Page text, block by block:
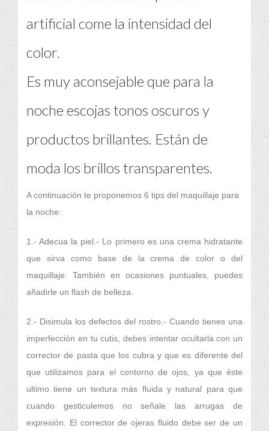
artificial come la intensidad del
color.
Es muy aconsejable que para la
noche escojas tonos oscuros y
productos brillantes. Están de
moda los brillos transparentes.
A continuación te proponemos 6 tips del maquillaje para
la noche:
1.- Adecua la piel.- Lo primero es una crema hidratante
que sirva como base de la crema de color o del
maquillaje. También en ocasiones puntuales, puedes
añadirle un flash de belleza.
2.- Disimula los defectos del rostro.- Cuando tienes una
imperfección en tu cutis, debes intentar ocultarla con un
corrector de pasta que los cubra y que es diferente del
que utilizamos para el contorno de ojos, ya que éste
ultimo tiene un textura más fluida y natural para que
cuando gesticulemos no señale las arrugas de
expresión. El corrector de ojeras fluido debe ser de un